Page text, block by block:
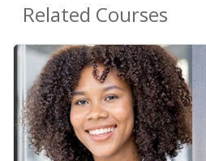
Related Courses